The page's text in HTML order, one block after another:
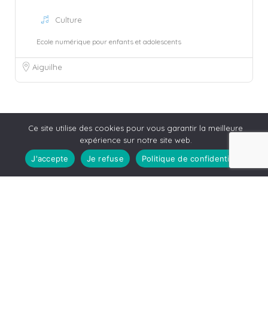
Culture
Ecole numérique pour enfants et adolescents
Aiguilhe
Ce site utilise des cookies pour vous garantir la meilleure
expérience sur notre site web.
J'accepte
Je refuse Politique de confidentialité